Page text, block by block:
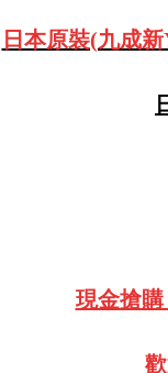
日本原裝(九成
現金搶購